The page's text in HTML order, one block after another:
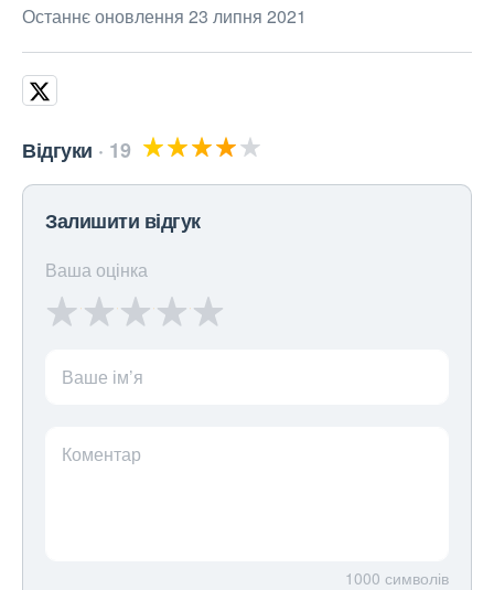
Останнє оновлення 23 липня 2021
Відгуки 19
Залишити відгук
Ваша оцінка
Ваше ім’я
Коментар
1000 символів